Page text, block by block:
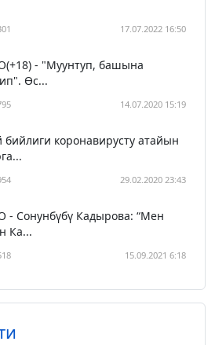
17.07.2022 16:50
- "Муунтуп, башына
Өс...
14.07.2020 15:19
бийлиги коронавирусту атайын
29.02.2020 23:43
- Сонунбүбү Кадырова: “Мен
Ка...
15.09.2021 6:18